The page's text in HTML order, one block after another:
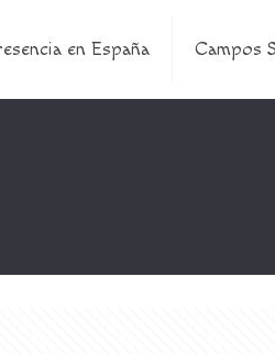
en España Campos